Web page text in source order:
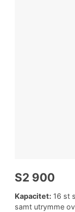
S2 900
Kapacitet:16 st
samt utrymme